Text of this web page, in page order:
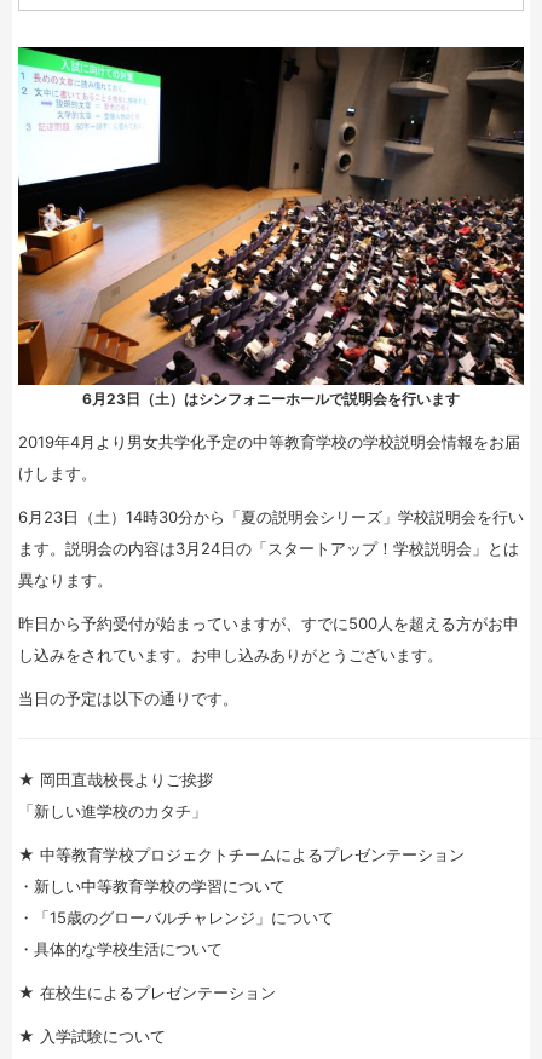
6月23日（土）はシンフォニーホールで説明会を行います
2019年4月より男女共学化予定の中等教育学校の学校説明会情報をお届
けします。
6月23日（土）14時30分から「夏の説明会シリーズ」学校説明会を行い
ます。説明会の内容は3月24日の「スタートアップ！学校説明会」とは
異なります。
昨日から予約受付が始まっていますが、すでに500人を超える方がお申
し込みをされています。お申し込みありがとうございます。
当日の予定は以下の通りです。
★ 岡田直哉校長よりご挨拶
「新しい進学校のカタチ」
★ 中等教育学校プロジェクトチームによるプレゼンテーション
・新しい中等教育学校の学習について
・「15歳のグローバルチャレンジ」について
・具体的な学校生活について
★ 在校生によるプレゼンテーション
★ 入学試験について